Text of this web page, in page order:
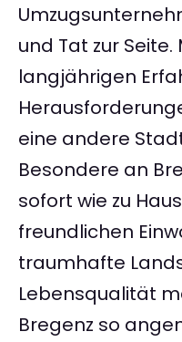
und Tat zur
langjährigen
eine andere
Besondere an
sofort wie zu
freundlichen
traumhafte
Lebensqualität
Bregenz so